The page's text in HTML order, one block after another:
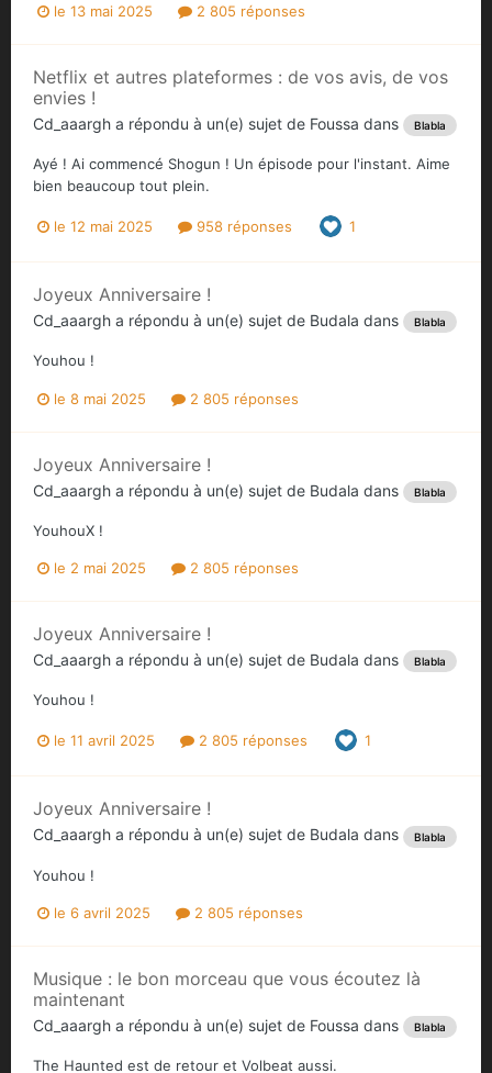
le 13 mai 2025 2 805 réponses
Netflix et autres plateformes : de vos avis, de vos
envies !
Cd_aaargh a répondu à un(e) sujet de Foussa dans Blabla
Ayé ! Ai commencé Shogun ! Un épisode pour l'instant. Aime
bien beaucoup tout plein.
le 12 mai 2025 958 réponses 1
Joyeux Anniversaire !
Cd_aaargh a répondu à un(e) sujet de Budala dans Blabla
Youhou !
le 8 mai 2025 2 805 réponses
Joyeux Anniversaire !
Cd_aaargh a répondu à un(e) sujet de Budala dans Blabla
YouhouX !
le 2 mai 2025 2 805 réponses
Joyeux Anniversaire !
Cd_aaargh a répondu à un(e) sujet de Budala dans Blabla
Youhou !
le 11 avril 2025 2 805 réponses 1
Joyeux Anniversaire !
Cd_aaargh a répondu à un(e) sujet de Budala dans Blabla
Youhou !
le 6 avril 2025 2 805 réponses
Musique : le bon morceau que vous écoutez là
maintenant
Cd_aaargh a répondu à un(e) sujet de Foussa dans Blabla
The Haunted est de retour et Volbeat aussi.